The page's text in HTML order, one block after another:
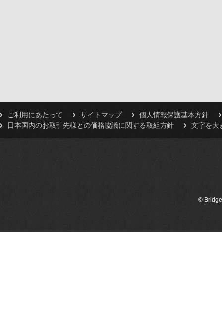
ご利用にあたって サイトマップ
個人情報保護基本方針
日本国内のお取引先様との価格協議に関する取組方針
文字を大
©